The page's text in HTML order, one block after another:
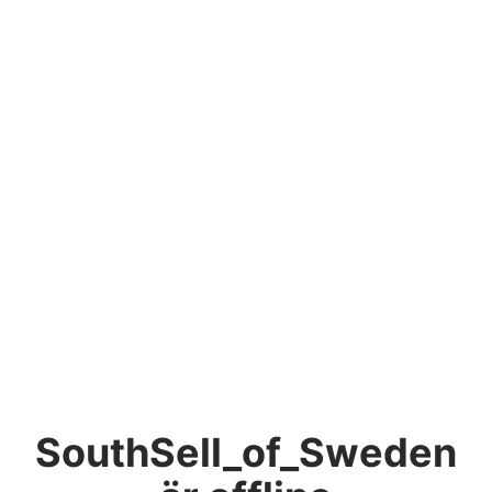
SouthSell_of_Sweden